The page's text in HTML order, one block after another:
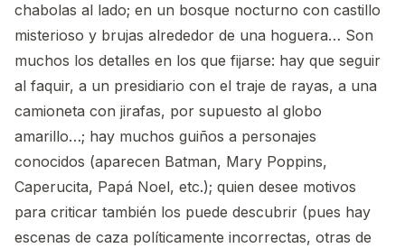
chabolas al lado; en un bosque nocturno con castillo
misterioso y brujas alrededor de una hoguera… Son
muchos los detalles en los que fijarse: hay que seguir
al faquir, a un presidiario con el traje de rayas, a una
camioneta con jirafas, por supuesto al globo
amarillo…; hay muchos guiños a personajes
conocidos (aparecen Batman, Mary Poppins,
Caperucita, Papá Noel, etc.); quien desee motivos
para criticar también los puede descubrir (pues hay
escenas de caza políticamente incorrectas, otras de